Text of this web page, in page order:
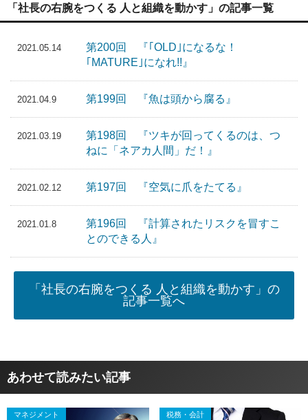
「社長の右腕をつくる 人と組織を動かす」の記事一覧
2021.05.14
第200回 『｢OLD｣になるな！
｢MATURE｣になれ!!』
2021.04.9 第199回 『魚は頭から腐る』
2021.03.19
第198回 『ツキが回ってくるのは、つ
ねに「ネアカ人間」だ！』
2021.02.12 第197回 『空気に爪をたてる』
2021.01.8
第196回 『計算されたリスクを冒すこ
とのできる人』
「社長の右腕をつくる 人と組織を動かす」の
記事一覧へ
あわせて読みたい記事
マネジメント 税務・会計